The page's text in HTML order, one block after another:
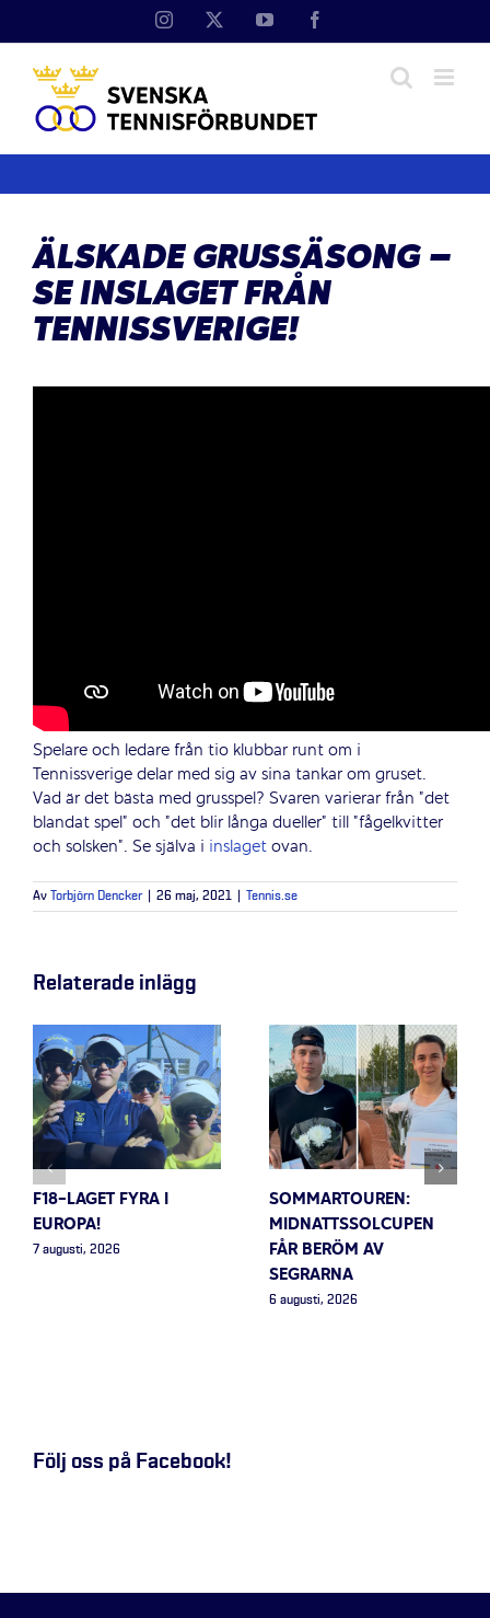
Instagram YouTube
ÄLSKADE GRUSSÄSONG –
SE INSLAGET FRÅN
TENNISSVERIGE!
Spelare och ledare från tio klubbar runt om i
Tennissverige delar med sig av sina tankar om gruset.
Vad är det bästa med grusspel? Svaren varierar från ”det
blandat spel” och ”det blir långa dueller” till ”fågelkvitter
och solsken”. Se själva i inslagetovan.
Av Torbjörn Dencker 26 maj, 2021 Tennis.se
Relaterade inlägg
F18-LAGET FYRA I
EUROPA!
7 augusti, 2026
SOMMARTOUREN:
MIDNATTSSOLCUPEN
FÅR BERÖM AV
SEGRARNA
6 augusti, 2026
Följ oss på Facebook!